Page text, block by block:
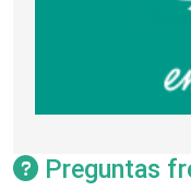
Preguntas